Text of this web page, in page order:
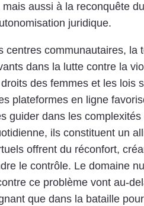
aussi à la reconquête
juridique.
centres communautaires, la
dans la lutte contre la
des femmes et les
plateformes en ligne
guider dans les
ils constituent un
offrent du réconfort,
le contrôle. Le domaine
ce problème vont au-
que dans la bataille